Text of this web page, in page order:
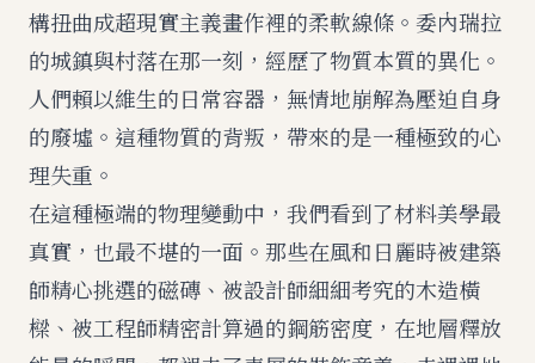
構扭曲成超現實主義畫作裡的柔軟線條。委內瑞拉
的城鎮與村落在那一刻，經歷了物質本質的異化。
人們賴以維生的日常容器，無情地崩解為壓迫自身
的廢墟。這種物質的背叛，帶來的是一種極致的心
理失重。
在這種極端的物理變動中，我們看到了材料美學最
真實，也最不堪的一面。那些在風和日麗時被建築
師精心挑選的磁磚、被設計師細細考究的木造橫
樑、被工程師精密計算過的鋼筋密度，在地層釋放